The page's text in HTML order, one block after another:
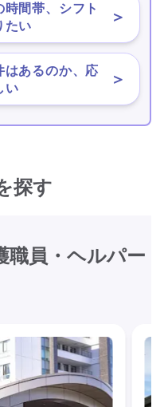
間帯、シフト
たい
＞
あるのか、応
い
＞
探す
職員・ヘルパー